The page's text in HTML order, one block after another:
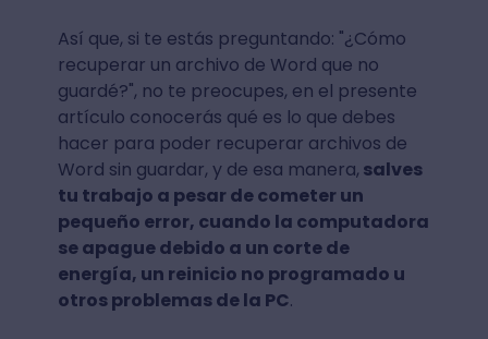
Así que, si te estás preguntando: "¿Cómo
recuperar un archivo de Word que no
guardé?", no te preocupes, en el presente
artículo conocerás qué es lo que debes
hacer para poder recuperar archivos de
Word sin guardar, y de esa manera, salves
tu trabajo a pesar de cometer un
pequeño error, cuando la computadora
se apague debido a un corte de
energía, un reinicio no programado u
otros problemas de la PC.